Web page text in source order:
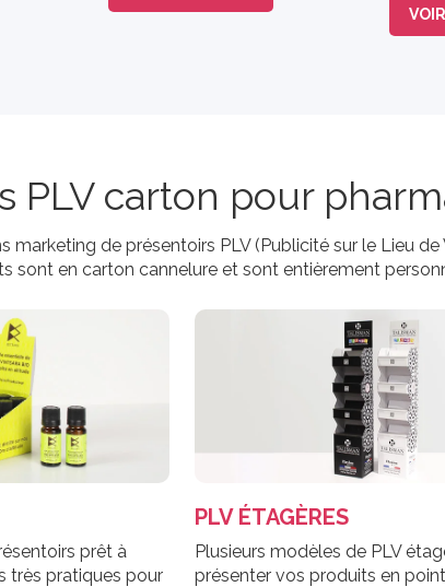
PLV carton pour
marketing de présentoirs PLV (Publicité sur le Lieu
sont en carton cannelure et sont entièrement
prêt à
très pratiques pour
PLV ÉTAGÈRES
Plusieurs modèles de PLV
présenter vos produits en